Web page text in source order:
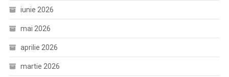
iunie 2026
mai 2026
aprilie 2026
martie 2026